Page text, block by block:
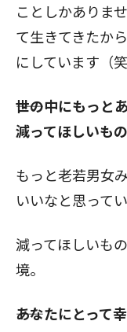
ことしかありま
て生きてきたか
にしています（笑
――世の中にもっ
減ってほしいも
もっと老若男女
いいなと思ってい
減ってほしいも
境。
――あなたにとっ